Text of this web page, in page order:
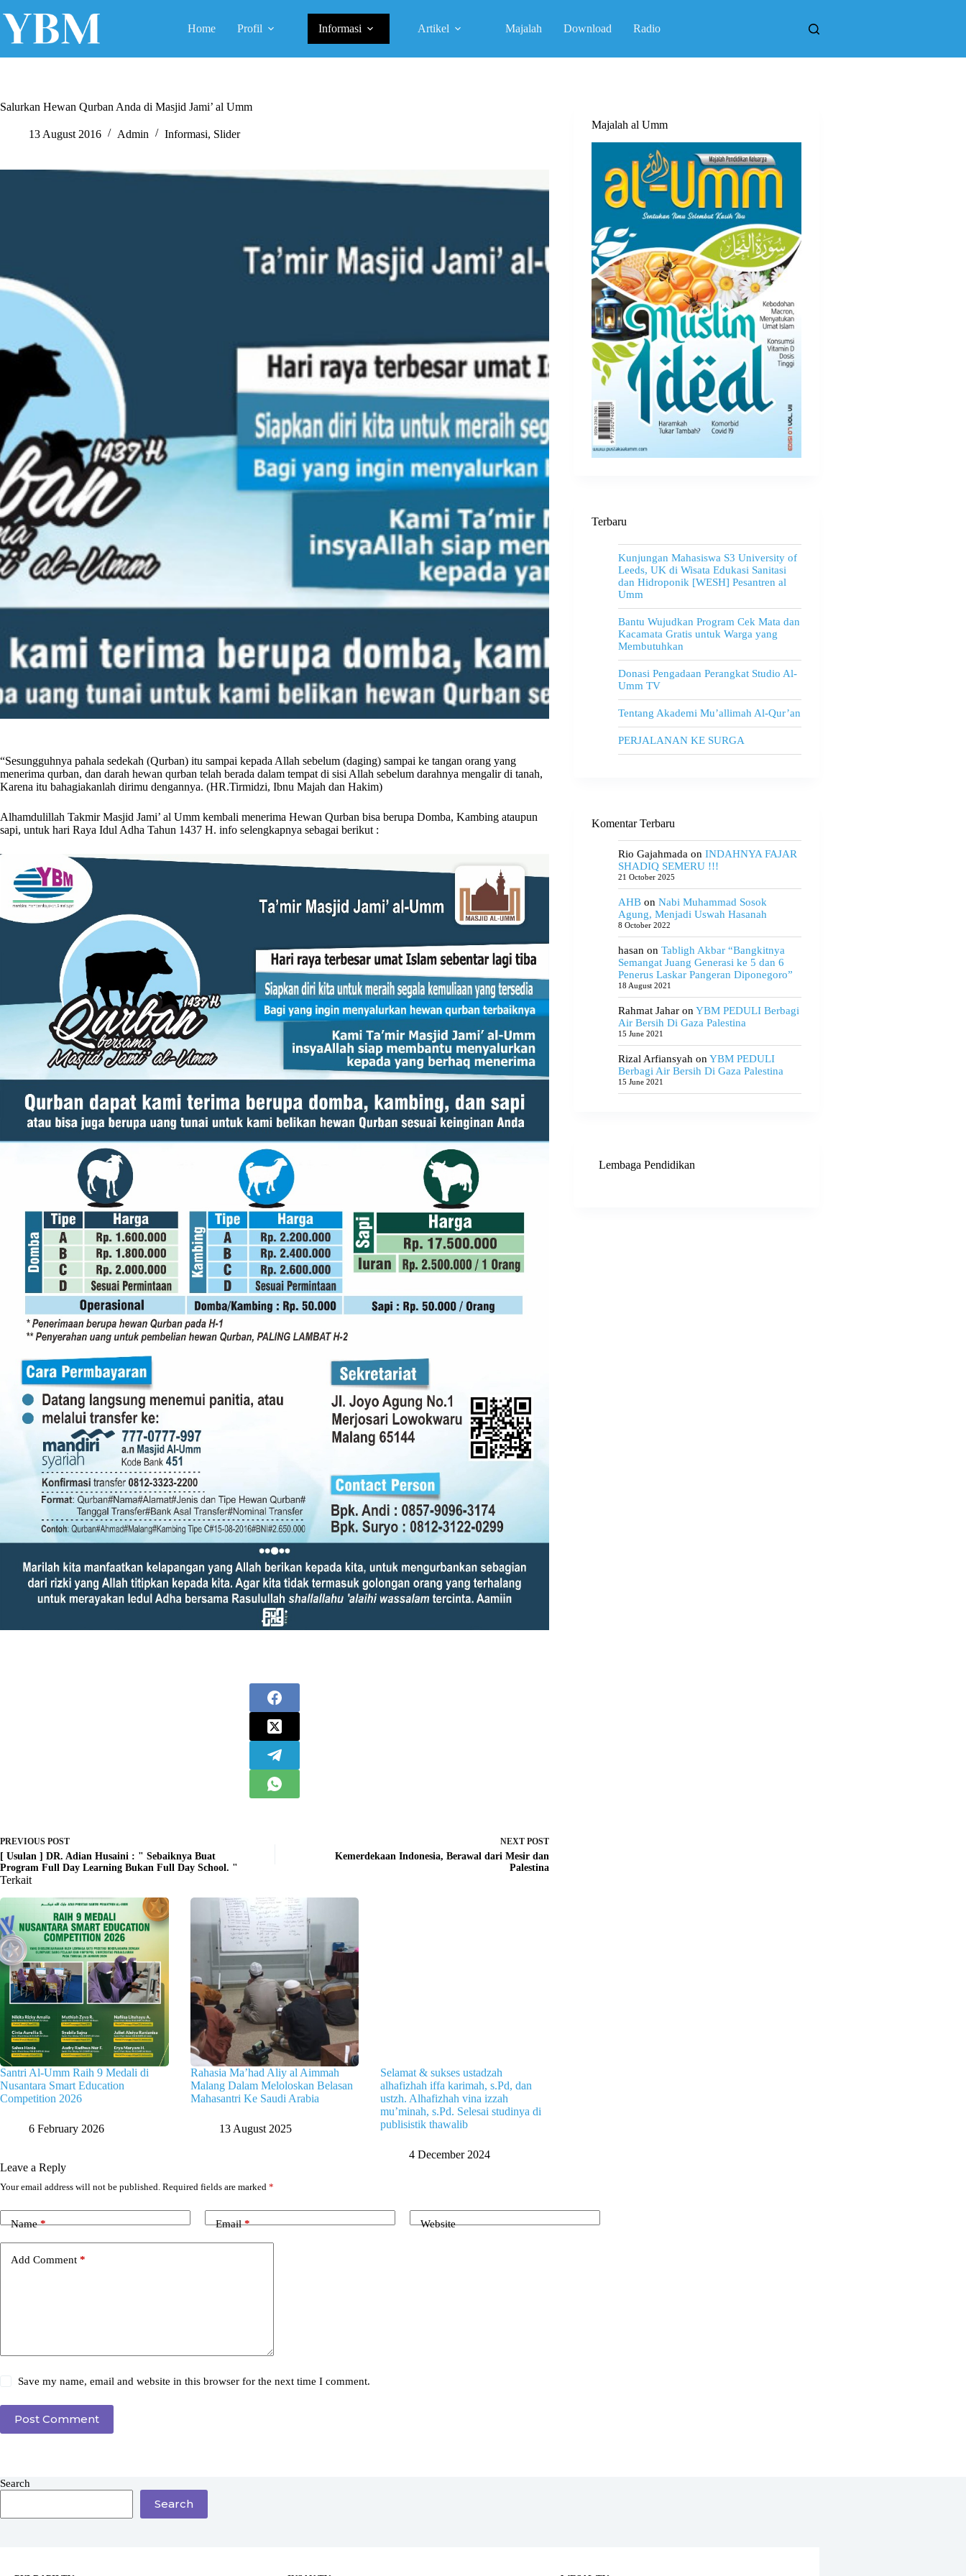
to
content
Home Profil Informasi Artikel Majalah Download Radio
Salurkan Hewan Qurban Anda di Masjid Jami’ al Umm
13 August 2016 Admin Informasi, Slider
“Sesungguhnya pahala sedekah (Qurban) itu sampai kepada Allah sebelum (daging) sampai ke tangan orang yang
menerima qurban, dan darah hewan qurban telah berada dalam tempat di sisi Allah sebelum darahnya mengalir di tanah,
Karena itu bahagiakanlah dirimu dengannya. (HR.Tirmidzi, Ibnu Majah dan Hakim)
Alhamdulillah Takmir Masjid Jami’ al Umm kembali menerima Hewan Qurban bisa berupa Domba, Kambing ataupun
sapi, untuk hari Raya Idul Adha Tahun 1437 H. info selengkapnya sebagai berikut :
PREVIOUS POST
[ Usulan ] DR. Adian Husaini : " Sebaiknya Buat
Program Full Day Learning Bukan Full Day School. "
NEXT POST
Kemerdekaan Indonesia, Berawal dari Mesir dan
Palestina
Terkait
Santri Al-Umm Raih 9 Medali di
Nusantara Smart Education
Competition 2026
6 February 2026
Rahasia Ma’had Aliy al Aimmah
Malang Dalam Meloloskan Belasan
Mahasantri Ke Saudi Arabia
13 August 2025
Selamat & sukses ustadzah
alhafizhah iffa karimah, s.Pd, dan
ustzh. Alhafizhah vina izzah
mu’minah, s.Pd. Selesai studinya di
publisistik thawalib
4 December 2024
Leave a Reply
Your email address will not be published. Required fields are marked *
Name* Email* Website
Add Comment *
Save my name, email and website in this browser for the next time I comment.
Post Comment
Majalah al Umm
Terbaru
Kunjungan Mahasiswa S3 University of
Leeds, UK di Wisata Edukasi Sanitasi
dan Hidroponik [WESH] Pesantren al
Umm
Bantu Wujudkan Program Cek Mata dan
Kacamata Gratis untuk Warga yang
Membutuhkan
Donasi Pengadaan Perangkat Studio Al-
Umm TV
Tentang Akademi Mu’allimah Al-Qur’an
PERJALANAN KE SURGA
Komentar Terbaru
Rio Gajahmadaon INDAHNYA FAJAR
SHADIQ SEMERU !!!
21 October 2025
AHBon Nabi Muhammad Sosok
Agung, Menjadi Uswah Hasanah
8 October 2022
hasanon Tabligh Akbar “Bangkitnya
Semangat Juang Generasi ke 5 dan 6
Penerus Laskar Pangeran Diponegoro”
18 August 2021
Rahmat JaharonYBM PEDULI Berbagi
Air Bersih Di Gaza Palestina
15 June 2021
Rizal ArfiansyahonYBM PEDULI
Berbagi Air Bersih Di Gaza Palestina
15 June 2021
Lembaga Pendidikan
Search
Search